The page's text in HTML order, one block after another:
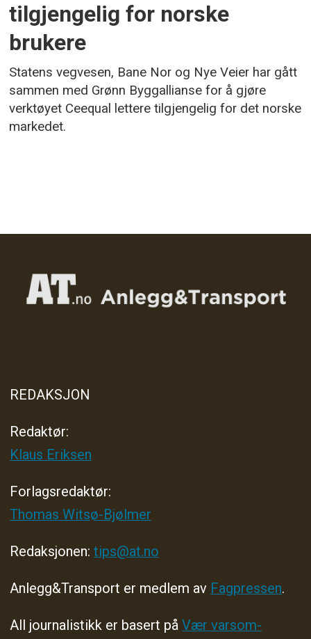
tilgjengelig for norske
brukere
Statens vegvesen, Bane Nor og Nye Veier har gått
sammen med Grønn Byggallianse for å gjøre
verktøyet Ceequal lettere tilgjengelig for det norske
markedet.
REDAKSJON
Redaktør:
Klaus Eriksen
Forlagsredaktør:
Thomas Witsø-Bjølmer
Redaksjonen: tips@at.no
Anlegg&Transport er medlem av Fagpressen.
All journalistikk er basert på Vær varsom-